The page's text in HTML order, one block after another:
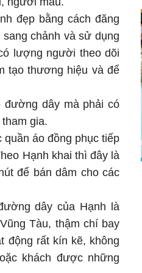
đẹp bằng cách đăng
chảnh và sử dụng
lượng người theo dõi
tạo thương hiệu và để
đường dây mà phải có
gia.
áo đồng phục tiếp
Hạnh khai thì đây là
để bán dâm cho các
dây của Hạnh là
Tàu, thậm chí bay
động rất kín kẽ, không
khách được những